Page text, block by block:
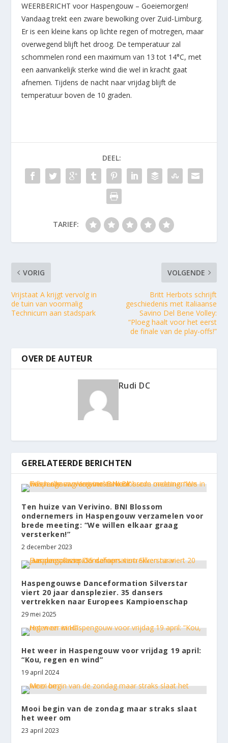
WEERBERICHT voor Haspengouw – Goeiemorgen!
Vandaag trekt een zware bewolking over Zuid-Limburg.
Er is een kleine kans op lichte regen of motregen, maar
overwegend blijft het droog. De temperatuur zal
schommelen rond een maximum van 13 tot 14°C, met
een aanvankelijk sterke wind die wel in kracht gaat
afnemen. Tijdens de nacht naar vrijdag blijft de
temperatuur boven de 10 graden.
DEEL:
TARIEF:
VORIG
Vrijstaat A krijgt vervolg in
de tuin van voormalig
Technicum aan stadspark
VOLGENDE
Britt Herbots schrijft
geschiedenis met Italiaanse
Savino Del Bene Volley:
“Ploeg haalt voor het eerst
de finale van de play-offs!”
OVER DE AUTEUR
Rudi DC
GERELATEERDE BERICHTEN
Ten huize van Verivino. BNI Blossom
ondernemers in Haspengouw verzamelen voor
brede meeting: “We willen elkaar graag
versterken!”
2 december 2023
Haspengouwse Danceformation Silverstar
viert 20 jaar dansplezier. 35 dansers
vertrekken naar Europees Kampioenschap
29 mei 2025
Het weer in Haspengouw voor vrijdag 19 april:
“Kou, regen en wind”
19 april 2024
Mooi begin van de zondag maar straks slaat
het weer om
23 april 2023